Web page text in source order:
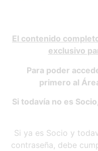
El contenido
exclusivo
Para poder
primero al
Si todavía no es
Si ya es Socio y
contraseña, debe